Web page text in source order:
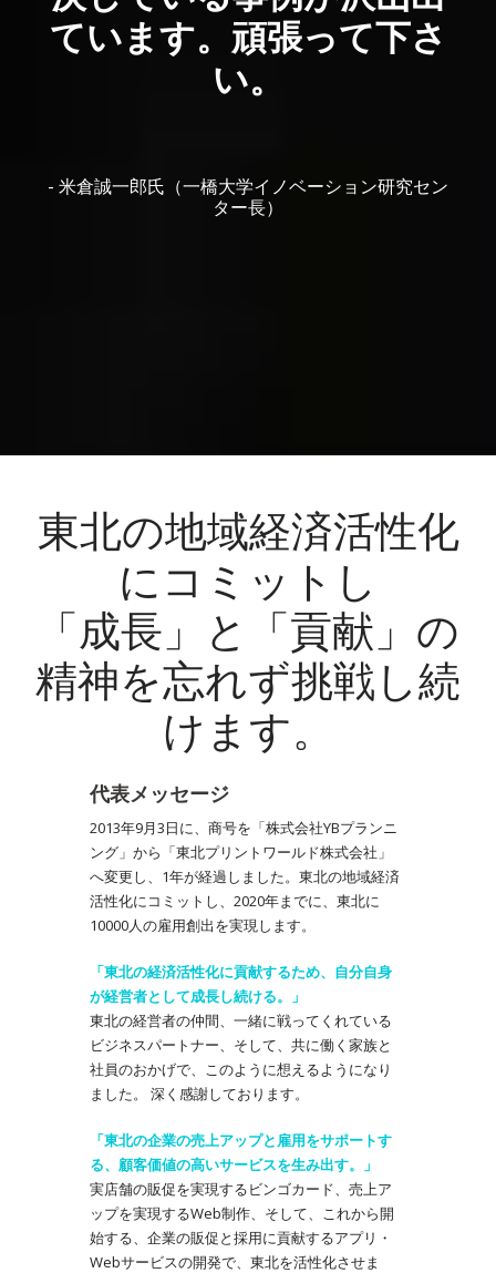
ています。頑張って下さ
い。
- 米倉誠一郎氏（一橋大学イノベーション研究セン
ター長）
東北の地域経済活性化
にコミットし
「成長」と「貢献」の
精神を忘れず挑戦し続
けます。
代表メッセージ
2013年9月3日に、商号を「株式会社YBプランニ
ング」から「東北プリントワールド株式会社」
へ変更し、1年が経過しました。東北の地域経済
活性化にコミットし、2020年までに、東北に
10000人の雇用創出を実現します。
「東北の経済活性化に貢献するため、自分自身
が経営者として成長し続ける。」
東北の経営者の仲間、一緒に戦ってくれている
ビジネスパートナー、そして、共に働く家族と
社員のおかげで、このように想えるようになり
ました。 深く感謝しております。
「東北の企業の売上アップと雇用をサポートす
る、顧客価値の高いサービスを生み出す。」
実店舗の販促を実現するビンゴカード、売上ア
ップを実現するWeb制作、そして、これから開
始する、企業の販促と採用に貢献するアプリ・
Webサービスの開発で、東北を活性化させま